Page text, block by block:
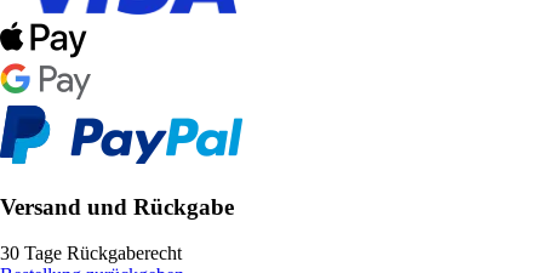
Versand und Rückgabe
30 Tage Rückgaberecht